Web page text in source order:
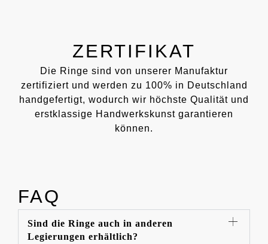
ZERTIFIKAT
Die Ringe sind von unserer Manufaktur
zertifiziert und werden zu 100% in Deutschland
handgefertigt, wodurch wir höchste Qualität und
erstklassige Handwerkskunst garantieren
können.
FAQ
Sind die Ringe auch in anderen
Legierungen erhältlich?